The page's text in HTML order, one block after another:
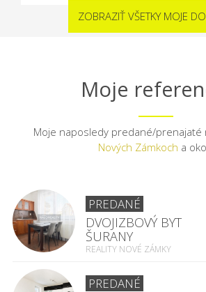
ZOBRAZIŤ VŠETKY MOJE
Moje
Moje naposledy predané/
Nových Zámkoch a
PREDANÉ
DVOJIZBOVÝ BYT
ŠURANY
REALITY NOVÉ ZÁMKY
PREDANÉ